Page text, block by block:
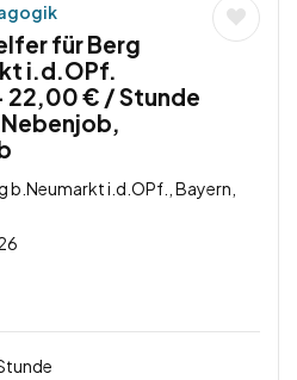
für Berg
i.d.OPf.
€ / Stunde
b.Neumarkt i.d.OPf., Bayern,